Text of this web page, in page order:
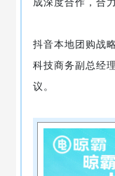
抖音本地团购战
科技商务副总经
议。